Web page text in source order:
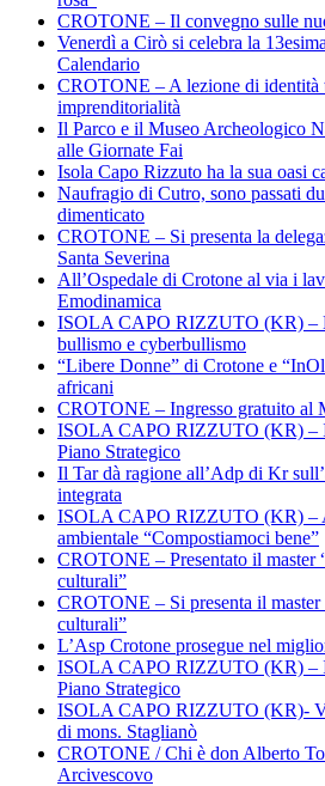
CROTONE – Il convegno sulle
Venerdì a Cirò si celebra la
Calendario
CROTONE – A lezione di identità
imprenditorialità
Il Parco e il Museo Archeologico
alle Giornate Fai
Isola Capo Rizzuto ha la sua oasi
Naufragio di Cutro, sono passati
dimenticato
CROTONE – Si presenta la
Santa Severina
All’Ospedale di Crotone al via i
Emodinamica
ISOLA CAPO RIZZUTO (KR) –
bullismo e cyberbullismo
“Libere Donne” di Crotone e
africani
CROTONE – Ingresso gratuito al
ISOLA CAPO RIZZUTO (KR) –
Piano Strategico
Il Tar dà ragione all’Adp di Kr
integrata
ISOLA CAPO RIZZUTO (KR) –
ambientale “Compostiamoci bene”
CROTONE – Presentato il master
culturali”
CROTONE – Si presenta il
culturali”
L’Asp Crotone prosegue nel
ISOLA CAPO RIZZUTO (KR) –
Piano Strategico
ISOLA CAPO RIZZUTO (KR)-
di mons. Staglianò
CROTONE / Chi è don Alberto
Arcivescovo